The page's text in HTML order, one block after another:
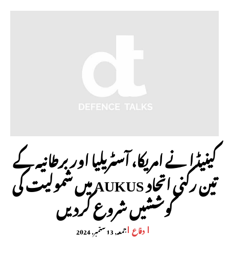
کینیڈا نے امریکا، آسٹریلیا اور برطانیہ کے
تین رکنی اتحاد AUKUS میں شمولیت کی
کوششیں شروع کردیں
دفاع جمعہ, 13 ستمبر, 2024